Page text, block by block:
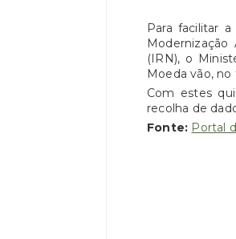
Para facilitar
(IRN), o
Moeda vão,
Com estes
recolha de
Fonte: Portal